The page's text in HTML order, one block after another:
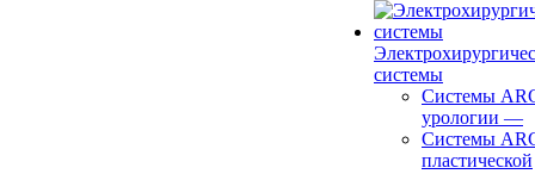
системы
Системы
урологии —
Системы
пластической